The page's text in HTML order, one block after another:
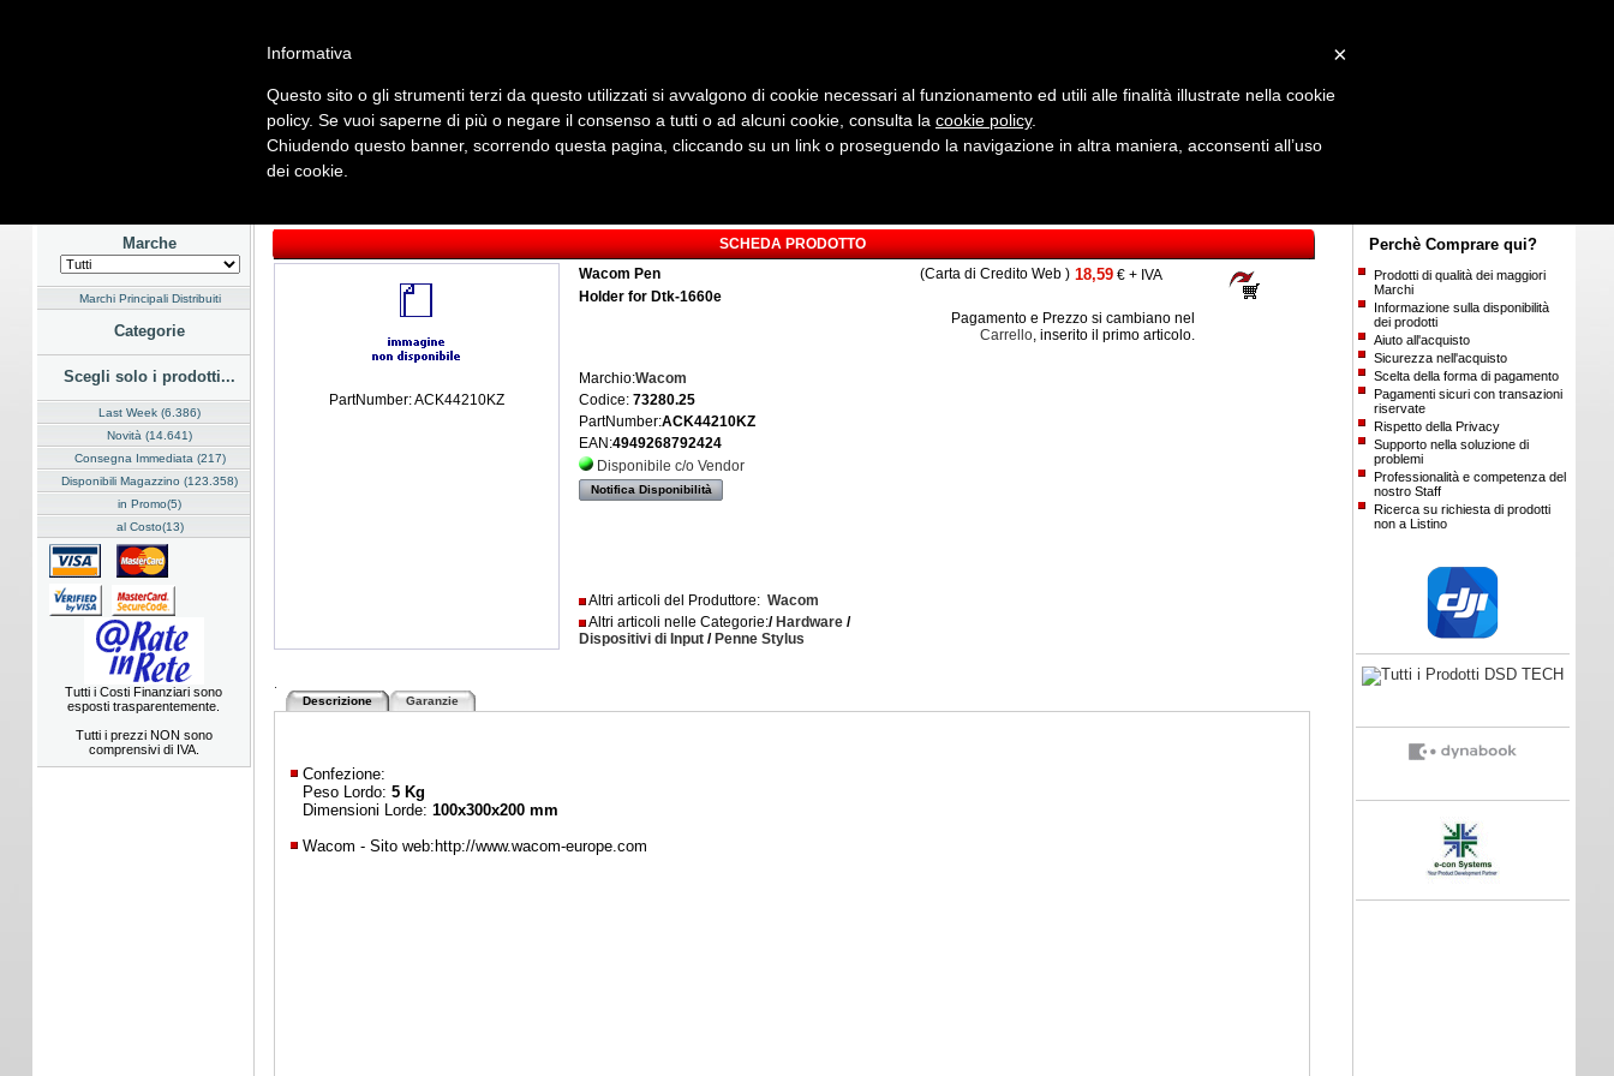
Dati Cliente Servizi Company
Cerca:
Fotografia Telefonia Audio Video Energia Sicurezza e Automazione Servizi
Robotica
Marche
Marchi Principali Distribuiti
Categorie
Scegli solo i prodotti...
Last Week (6.386)
Novità (14.641)
Consegna Immediata (217)
Disponibili Magazzino (123.358)
in Promo(5)
al Costo(13)
Tutti i Costi Finanziari sono
esposti trasparentemente.
Tutti i prezzi NON sono
comprensivi di IVA.
SCHEDA PRODOTTO
PartNumber: ACK44210KZ
Wacom Pen (Carta di Credito Web ) 18,59 € + IVA
Holder for Dtk-1660e
Pagamento e Prezzo si cambiano nel
Carrello, inserito il primo articolo.
Marchio:Wacom
Codice: 73280.25
PartNumber:ACK44210KZ
EAN:4949268792424
Disponibile c/o Vendor
Notifica Disponibilità
Altri articoli del Produttore:Wacom
Altri articoli nelle Categorie:/ Hardware /
Dispositivi di Input / Penne Stylus
Descrizione Garanzie
Confezione:
Peso Lordo: 5 Kg
Dimensioni Lorde: 100x300x200 mm
Wacom - Sito web: http://www.wacom-europe.com
Perchè Comprare qui?
Prodotti di qualità dei maggiori
Marchi
Informazione sulla disponibilità
dei prodotti
Aiuto all'acquisto
Sicurezza nell'acquisto
Scelta della forma di pagamento
Pagamenti sicuri con transazioni
riservate
Rispetto della Privacy
Supporto nella soluzione di
problemi
Professionalità e competenza del
nostro Staff
Ricerca su richiesta di prodotti
non a Listino
×
Informativa
Questo sito o gli strumenti terzi da questo utilizzati si avvalgono di cookie necessari al funzionamento ed utili alle finalità illustrate nella cookie
policy. Se vuoi saperne di più o negare il consenso a tutti o ad alcuni cookie, consulta la cookie policy.
Chiudendo questo banner, scorrendo questa pagina, cliccando su un link o proseguendo la navigazione in altra maniera, acconsenti all’uso
dei cookie.